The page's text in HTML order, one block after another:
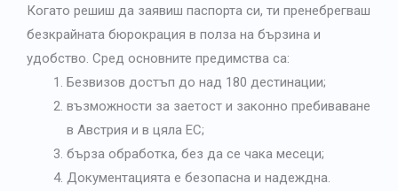
Когато решиш да заявиш паспорта си, ти пренебрегваш
безкрайната бюрокрация в полза на бързина и
удобство. Сред основните предимства са:
Безвизов достъп до над 180 дестинации;
възможности за заетост и законно пребиваване
в Австрия и в цяла ЕС;
бърза обработка, без да се чака месеци;
Документацията е безопасна и надеждна.